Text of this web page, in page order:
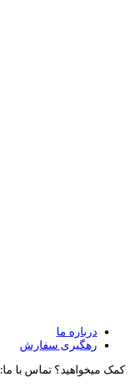
درباره ما
رهگیری سفارش
کمک میخواهید؟ تماس با ما: